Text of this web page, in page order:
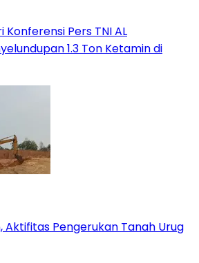
Konferensi Pers TNI AL
1.3 Ton Ketamin di
Aktifitas Pengerukan Tanah Urug